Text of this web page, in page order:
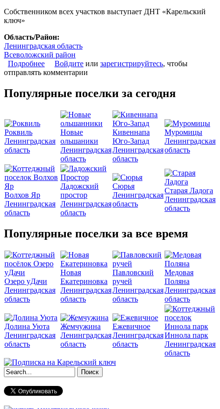
Собственником всех участков выступает ДНТ «Карельский
ключ»
Область/Район:
Ленинградская область
Всеволожский район
Подробнее о Коттеджный поселок «Карельский ключ»
Войдите или зарегистрируйтесь, чтобы
отправлять комментарии
Популярные поселки за сегодня
Роквиль
Ленинградская
область
Новые
ольшаники
Ленинградская
область
Кивеннапа
Юго-Запад
Ленинградская
область
Муромицы
Ленинградская
область
Волхов Яр
Ленинградская
область
Ладожский
простор
Ленинградская
область
Сюрья
Ленинградская
область
Старая Ладога
Ленинградская
область
Популярные поселки за все время
Озеро уДачи
Ленинградская
область
Новая
Екатериновка
Ленинградская
область
Павловский
ручей
Ленинградская
область
Медовая
Поляна
Ленинградская
область
Долина Уюта
Ленинградская
область
Жемчужина
Ленинградская
область
Ежевичное
Ленинградская
область
Иннола парк
Ленинградская
область
Форма поиска